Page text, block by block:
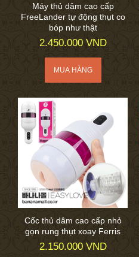
Máy thủ dâm cao cấp
FreeLander tự động thụt co
bóp như thật
2.450.000 VND
Cốc thủ dâm cao cấp nhỏ
gọn rung thụt xoay Ferris
2.150.000 VND